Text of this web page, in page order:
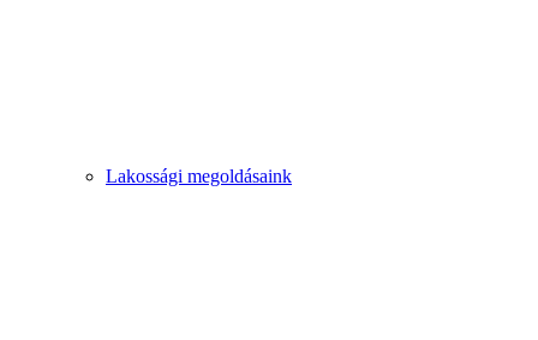
Lakossági megoldásaink